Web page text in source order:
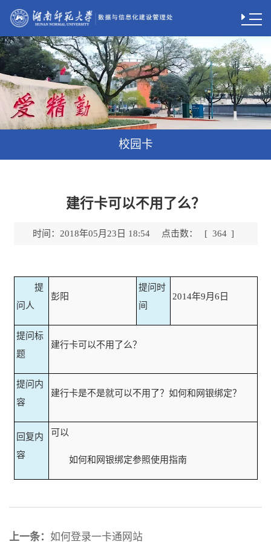
校园卡
建行卡可以不用了么？
时间： 2018年05月23日 18:54 点击数： [ 364 ]
提
问人
彭阳
提问时
间
2014年9月6日
提问标
题
建行卡可以不用了么？
提问内
容
建行卡是不是就可以不用了？如何和网银绑定？
回复内
容
可以
如何和网银绑定参照使用指南
上一条： 如何登录一卡通网站